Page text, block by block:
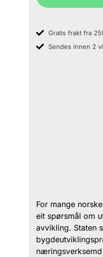
Gratis frakt fra
Sendes innen 2
For mange
eit spørsmål om
avvikling. Staten